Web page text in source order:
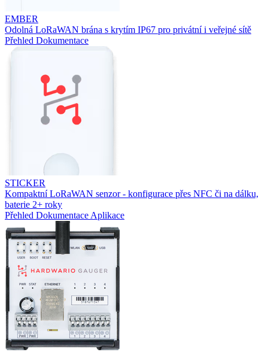
EMBER
Odolná LoRaWAN brána s krytím IP67 pro privátní i veřejné sítě
Přehled Dokumentace
STICKER
Kompaktní LoRaWAN senzor - konfigurace přes NFC či na dálku,
baterie 2+ roky
Přehled Dokumentace Aplikace